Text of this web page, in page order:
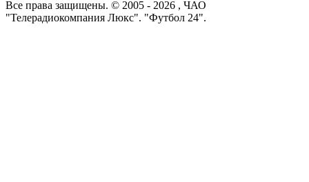
Все права защищены. © 2005 - 2026 , ЧАО
"Телерадиокомпания Люкс". "Футбол 24".